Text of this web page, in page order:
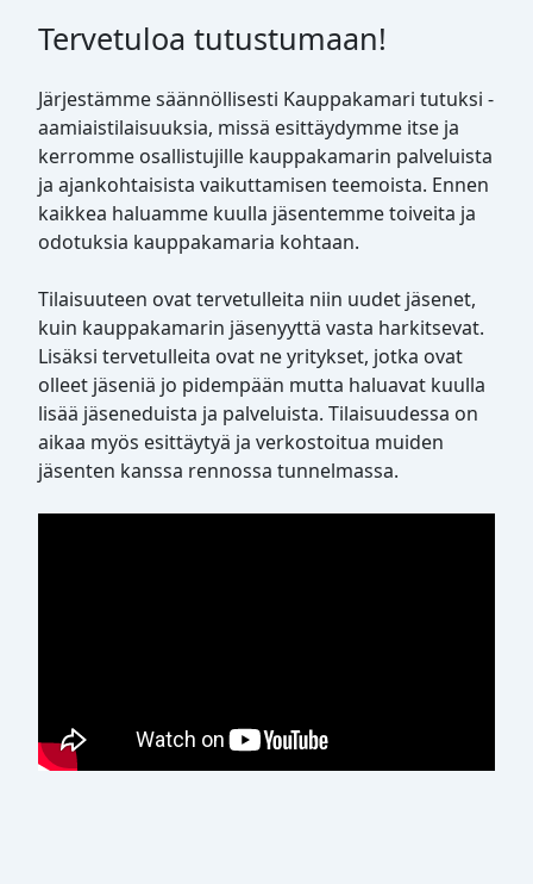
Tervetuloa tutustumaan!
Järjestämme säännöllisesti Kauppakamari tutuksi -
aamiaistilaisuuksia, missä esittäydymme itse ja
kerromme osallistujille kauppakamarin palveluista
ja ajankohtaisista vaikuttamisen teemoista. Ennen
kaikkea haluamme kuulla jäsentemme toiveita ja
odotuksia kauppakamaria kohtaan.
Tilaisuuteen ovat tervetulleita niin uudet jäsenet,
kuin kauppakamarin jäsenyyttä vasta harkitsevat.
Lisäksi tervetulleita ovat ne yritykset, jotka ovat
olleet jäseniä jo pidempään mutta haluavat kuulla
lisää jäseneduista ja palveluista. Tilaisuudessa on
aikaa myös esittäytyä ja verkostoitua muiden
jäsenten kanssa rennossa tunnelmassa.